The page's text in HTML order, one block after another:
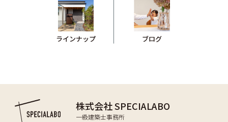
ラインナップ ブログ
株式会社 SPECIALABO
一級建築士事務所